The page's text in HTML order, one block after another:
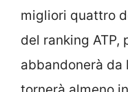
migliori quattro
del ranking ATP,
abbandonerà da